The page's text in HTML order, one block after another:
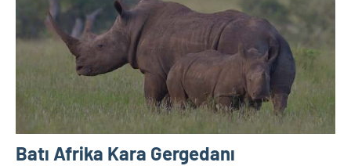
Batı Afrika Kara Gergedanı